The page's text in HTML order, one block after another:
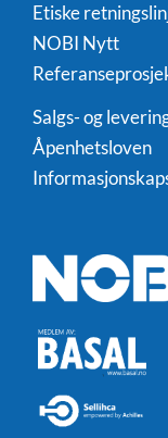
Etiske
NOBI Nytt
Salgs- og
Åpenhetsloven